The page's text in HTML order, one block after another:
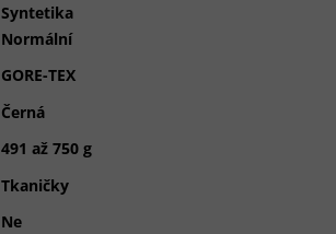
Syntetika
Normální
GORE-TEX
Černá
491 až 750 g
Tkaničky
Ne